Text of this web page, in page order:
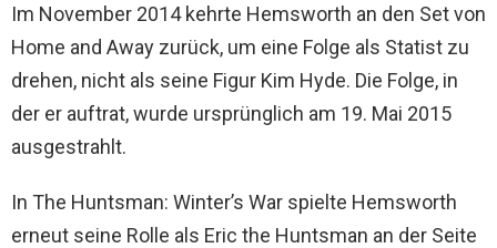
Im November 2014 kehrte Hemsworth an den Set von
Home and Away zurück, um eine Folge als Statist zu
drehen, nicht als seine Figur Kim Hyde. Die Folge, in
der er auftrat, wurde ursprünglich am 19. Mai 2015
ausgestrahlt.
In The Huntsman: Winter’s War spielte Hemsworth
erneut seine Rolle als Eric the Huntsman an der Seite